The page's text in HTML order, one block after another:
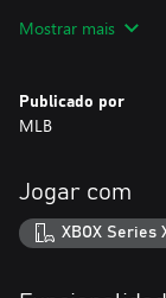
licealnych i
licencjonowanych
State University,
pakiety
karierze. Efekty w
atutami.
Mostrar mais
Publicado por
MLB
Jogar com
XBOX Series